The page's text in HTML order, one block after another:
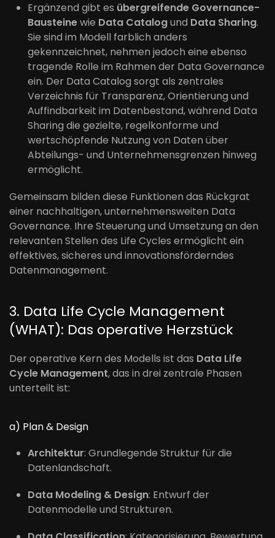
Ergänzend gibt es übergreifende Governance-
Bausteinewie Data Catalogund Data Sharing.
Sie sind im Modell farblich anders
gekennzeichnet, nehmen jedoch eine ebenso
tragende Rolle im Rahmen der Data Governance
ein. Der Data Catalog sorgt als zentrales
Verzeichnis für Transparenz, Orientierung und
Auffindbarkeit im Datenbestand, während Data
Sharing die gezielte, regelkonforme und
wertschöpfende Nutzung von Daten über
Abteilungs- und Unternehmensgrenzen hinweg
ermöglicht.
Gemeinsam bilden diese Funktionen das Rückgrat
einer nachhaltigen, unternehmensweiten Data
Governance. Ihre Steuerung und Umsetzung an den
relevanten Stellen des Life Cycles ermöglicht ein
effektives, sicheres und innovationsförderndes
Datenmanagement.
3. Data Life Cycle Management
(WHAT): Das operative Herzstück
Der operative Kern des Modells ist das Data Life
Cycle Management, das in drei zentrale Phasen
unterteilt ist:
a) Plan & Design
Architektur: Grundlegende Struktur für die
Datenlandschaft.
Data Modeling & Design: Entwurf der
Datenmodelle und Strukturen.